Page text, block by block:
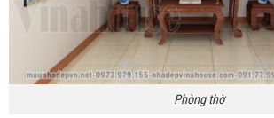
Phòng thờ